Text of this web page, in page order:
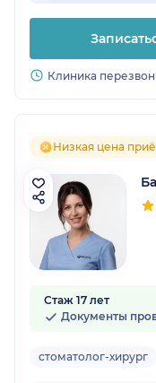
Клиника
Низкая цена
Стаж 17 лет
Документы
стоматолог-хирург